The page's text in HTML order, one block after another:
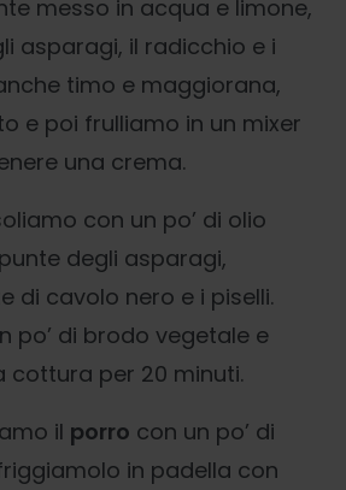
messo in acqua e limone,
asparagi, il radicchio e i
timo e maggiorana,
e poi frulliamo in un mixer
una crema.
con un po’ di olio
degli asparagi,
di cavolo nero e i piselli.
po’ di brodo vegetale e
cottura per 20 minuti.
il porro con un po’ di
in padella con